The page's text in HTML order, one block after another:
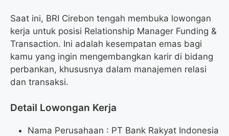
Saat ini, BRI Cirebon tengah membuka lowongan
kerja untuk posisi Relationship Manager Funding &
Transaction. Ini adalah kesempatan emas bagi
kamu yang ingin mengembangkan karir di bidang
perbankan, khususnya dalam manajemen relasi
dan transaksi.
Detail Lowongan Kerja
Nama Perusahaan : PT Bank Rakyat Indonesia